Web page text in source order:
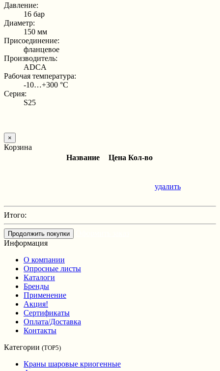
Давление:
16 бар
Диаметр:
150 мм
Присоединение:
фланцевое
Производитель:
ADCA
Рабочая температура:
-10…+300 °С
Серия:
S25
×
Корзина
Название
Цена Кол-во
удалить
Итого:
Продолжить покупки
Информация
О компании
Опросные листы
Каталоги
Бренды
Применение
Акция!
Сертификаты
Оплата/Доставка
Контакты
Категории (TOP5)
Краны шаровые криогенные